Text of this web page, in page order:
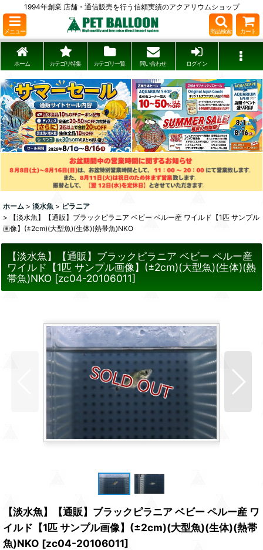
1994年創業 店舗・通信販売を行う信頼実績のアクアリウムショップ
メニュー 商品検索 カート
ホーム カテゴリ特集 カテゴリ一覧 問い合わせ ログイン
ホーム > 淡水魚 > ピラニア
>
【淡水魚】【通販】ブラックピラニア ベビー ペルー産 ワイルド【1匹 サンプル
画像】(±2cm)(大型魚)(生体)(熱帯魚)NKO
【淡水魚】【通販】ブラックピラニア ベビー ペルー産
ワイルド【1匹 サンプル画像】(±2cm)(大型魚)(生体)(熱
帯魚)NKO [zc04-20106011]
【淡水魚】【通販】ブラックピラニア ベビー ペルー産 ワ
イルド【1匹 サンプル画像】(±2cm)(大型魚)(生体)(熱帯
魚)NKO [zc04-20106011]